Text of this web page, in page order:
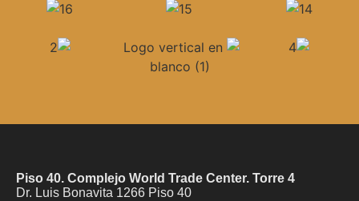
Piso 40. Complejo World Trade Center. Torre 4
Dr. Luis Bonavita 1266 Piso 40